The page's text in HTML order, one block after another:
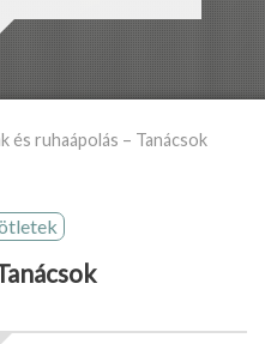
és ruhaápolás – Tanácsok